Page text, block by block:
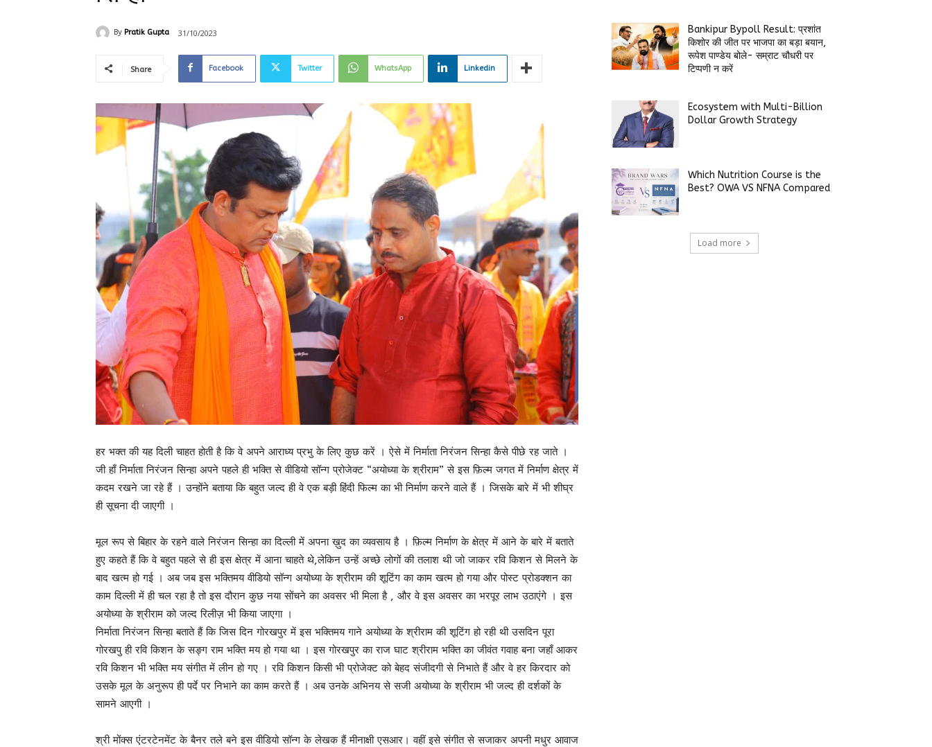
By Pratik Gupta 31/10/2023
Share Facebook Twitter WhatsApp Linkedin
हर भक्त की यह दिली चाहत होती है कि वे अपने आराध्य प्रभु के लिए कुछ करें । ऐसे में निर्माता निरंजन सिन्हा कैसे पीछे रह जाते ।
जी हाँ निर्माता निरंजन सिन्हा अपने पहले ही भक्ति से वीडियो सॉन्ग प्रोजेक्ट “अयोध्या के श्रीराम” से इस फ़िल्म जगत में निर्माण क्षेत्र में
कदम रखने जा रहे हैं । उन्होंने बताया कि बहुत जल्द ही वे एक बड़ी हिंदी फिल्म का भी निर्माण करने वाले हैं । जिसके बारे में भी शीघ्र
ही सूचना दी जाएगी ।
मूल रूप से बिहार के रहने वाले निरंजन सिन्हा का दिल्ली में अपना ख़ुद का व्यवसाय है । फ़िल्म निर्माण के क्षेत्र में आने के बारे में बताते
हुए कहते हैं कि वे बहुत पहले से ही इस क्षेत्र में आना चाहते थे,लेकिन उन्हें अच्छे लोगों की तलाश थी जो जाकर रवि किशन से मिलने के
बाद खत्म हो गई । अब जब इस भक्तिमय वीडियो सॉन्ग अयोध्या के श्रीराम की शूटिंग का काम खत्म हो गया और पोस्ट प्रोडक्शन का
काम दिल्ली में ही चल रहा है तो इस दौरान कुछ नया सोंचने का अवसर भी मिला है , और वे इस अवसर का भरपूर लाभ उठाएंगे । इस
अयोध्या के श्रीराम को जल्द रिलीज़ भी किया जाएगा ।
निर्माता निरंजन सिन्हा बताते हैं कि जिस दिन गोरखपुर में इस भक्तिमय गाने अयोध्या के श्रीराम की शूटिंग हो रही थी उसदिन पूरा
गोरखपु ही रवि किशन के सङ्ग राम भक्ति मय हो गया था । इस गोरखपुर का राज घाट श्रीराम भक्ति का जीवंत गवाह बना जहाँ आकर
रवि किशन भी भक्ति मय संगीत में लीन हो गए । रवि किशन किसी भी प्रोजेक्ट को बेहद संजीदगी से निभाते हैं और वे हर किरदार को
उसके मूल के अनुरूप ही पर्दे पर निभाने का काम करते हैं । अब उनके अभिनय से सजी अयोध्या के श्रीराम भी जल्द ही दर्शकों के
सामने आएगी ।
श्री मोंक्स एंटरटेनमेंट के बैनर तले बने इस वीडियो सॉन्ग के लेखक हैं मीनाक्षी एसआर। वहीं इसे संगीत से सजाकर अपनी मधुर आवाज
Bankipur Bypoll Result: प्रशांत
किशोर की जीत पर भाजपा का बड़ा बयान,
रूपेश पाण्डेय बोले- सम्राट चौधरी पर
टिप्पणी न करें
Ecosystem with Multi-Billion
Dollar Growth Strategy
Which Nutrition Course is the
Best? OWA VS NFNA Compared
Load more